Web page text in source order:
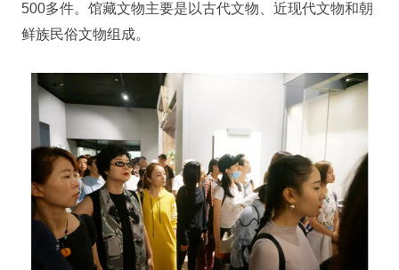
500多件。馆藏文物主要是以古代文物、近现代文物和朝
鲜族民俗文物组成。